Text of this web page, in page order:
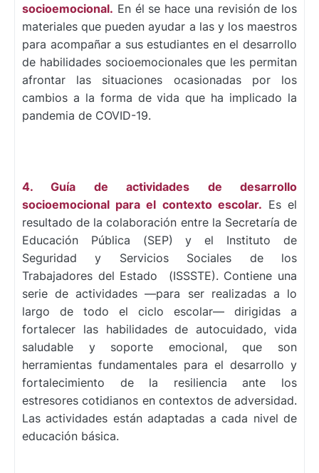
socioemocional. En él se hace una revisión de los
materiales que pueden ayudar a las y los maestros
para acompañar a sus estudiantes en el desarrollo
de habilidades socioemocionales que les permitan
afrontar las situaciones ocasionadas por los
cambios a la forma de vida que ha implicado la
pandemia de COVID-19.
4. Guía de actividades de desarrollo
socioemocional para el contexto escolar. Es el
resultado de la colaboración entre la Secretaría de
Educación Pública (SEP) y el Instituto de
Seguridad y Servicios Sociales de los
Trabajadores del Estado (ISSSTE). Contiene una
serie de actividades —para ser realizadas a lo
largo de todo el ciclo escolar— dirigidas a
fortalecer las habilidades de autocuidado, vida
saludable y soporte emocional, que son
herramientas fundamentales para el desarrollo y
fortalecimiento de la resiliencia ante los
estresores cotidianos en contextos de adversidad.
Las actividades están adaptadas a cada nivel de
educación básica.